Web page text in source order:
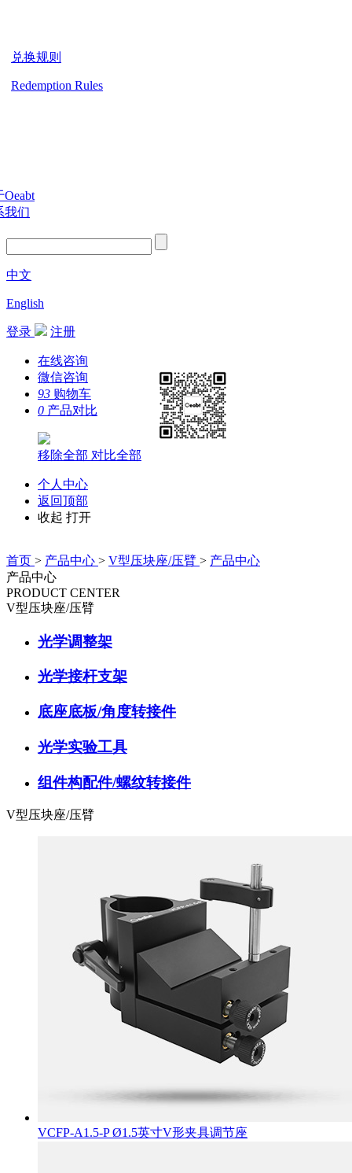
兑换规则
Redemption Rules
Oeabt
我们
中文
English
登录 注册
在线咨询
微信咨询
93 购物车
0 产品对比
移除全部 对比全部
个人中心
返回顶部
收起 打开
首页 > 产品中心 > V型压块座/压臂 > 产品中心
产品中心
PRODUCT CENTER
V型压块座/压臂
光学调整架
光学接杆支架
底座底板/角度转接件
光学实验工具
组件构配件/螺纹转接件
V型压块座/压臂
VCFP-A1.5-P Ø1.5英寸V形夹具调节座